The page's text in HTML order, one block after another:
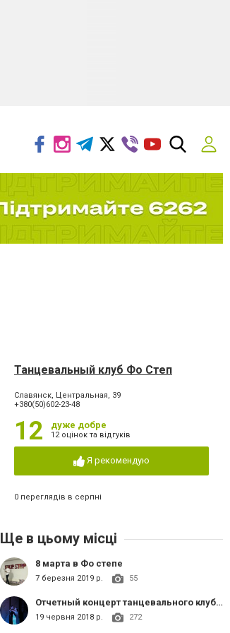
Танцевальный клуб Фо Степ
Славянск, Центральная, 39
+380(50)602-23-48
12 дуже добре
12 оцінок та відгуків
Я рекомендую
0 переглядів в серпні
Ще в цьому місці
8 марта в Фо степе
7 березня 2019 р. 55
Отчетный концерт танцевального клуба «Фо Степ»
19 червня 2018 р. 272